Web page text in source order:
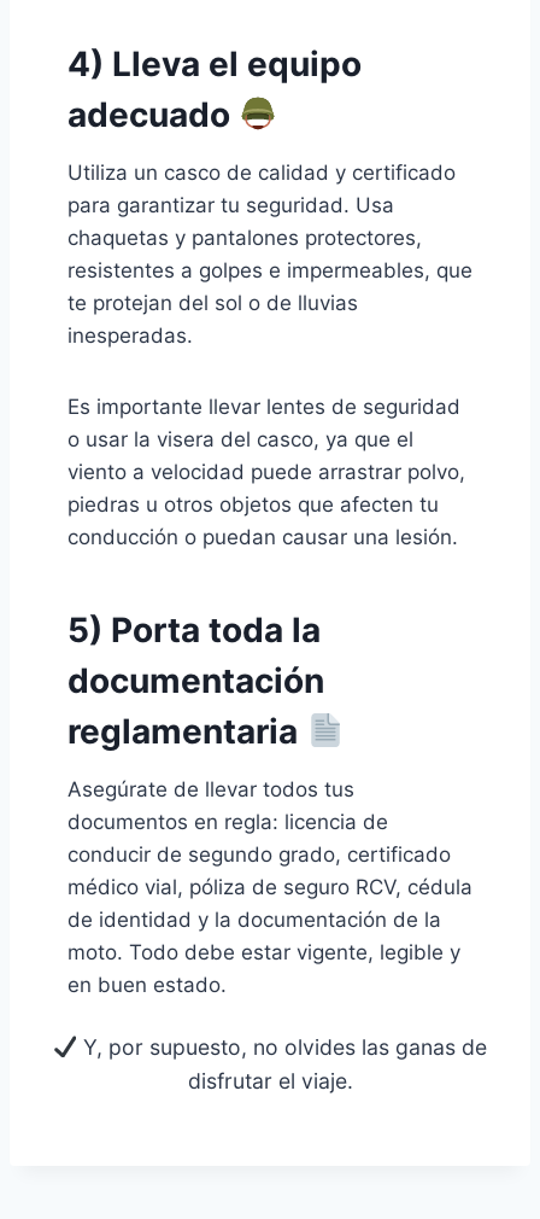
4) Lleva el equipo
adecuado
Utiliza un casco de calidad y certificado
para garantizar tu seguridad. Usa
chaquetas y pantalones protectores,
resistentes a golpes e impermeables, que
te protejan del sol o de lluvias
inesperadas.
Es importante llevar lentes de seguridad
o usar la visera del casco, ya que el
viento a velocidad puede arrastrar polvo,
piedras u otros objetos que afecten tu
conducción o puedan causar una lesión.
5) Porta toda la
documentación
reglamentaria
Asegúrate de llevar todos tus
documentos en regla: licencia de
conducir de segundo grado, certificado
médico vial, póliza de seguro RCV, cédula
de identidad y la documentación de la
moto. Todo debe estar vigente, legible y
en buen estado.
Y, por supuesto, no olvides las ganas de
disfrutar el viaje.